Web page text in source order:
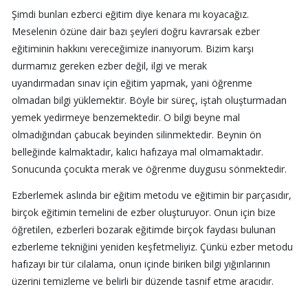
Şimdi bunları ezberci eğitim diye kenara mı koyacağız.
Meselenin özüne dair bazı şeyleri doğru kavrarsak ezber
eğitiminin hakkını vereceğimize inanıyorum. Bizim karşı
durmamız gereken ezber değil, ilgi ve merak
uyandırmadan sınav için eğitim yapmak, yani öğrenme
olmadan bilgi yüklemektir. Böyle bir süreç, iştah oluşturmadan
yemek yedirmeye benzemektedir. O bilgi beyne mal
olmadığından çabucak beyinden silinmektedir. Beynin ön
belleğinde kalmaktadır, kalıcı hafızaya mal olmamaktadır.
Sonucunda çocukta merak ve öğrenme duygusu sönmektedir.
Ezberlemek aslında bir eğitim metodu ve eğitimin bir parçasıdır,
birçok eğitimin temelini de ezber oluşturuyor. Onun için bize
öğretilen, ezberleri bozarak eğitimde birçok faydası bulunan
ezberleme tekniğini yeniden keşfetmeliyiz. Çünkü ezber metodu
hafızayı bir tür cilalama, onun içinde biriken bilgi yığınlarının
üzerini temizleme ve belirli bir düzende tasnif etme aracıdır.